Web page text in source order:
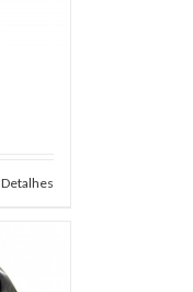
Detalhes